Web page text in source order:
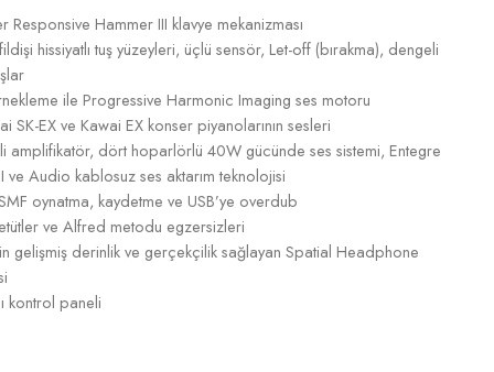
Responsive Hammer III klavye mekanizması
hissiyatlı tuş yüzeyleri, üçlü sensör, Let-off (bırakma), dengeli
ile Progressive Harmonic Imaging ses motoru
SK-EX ve Kawai EX konser piyanolarının sesleri
amplifikatör, dört hoparlörlü 40W gücünde ses sistemi, Entegre
Audio kablosuz ses aktarım teknolojisi
oynatma, kaydetme ve USB’ye overdub
ve Alfred metodu egzersizleri
gelişmiş derinlik ve gerçekçilik sağlayan Spatial Headphone
kontrol paneli